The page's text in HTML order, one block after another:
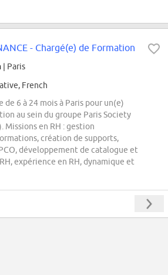
- Chargé(e) de Formation
| Paris
French
de 6 à 24 mois à Paris pour un(e)
au sein du groupe Paris Society
Missions en RH : gestion
création de supports,
développement de catalogue et
expérience en RH, dynamique et